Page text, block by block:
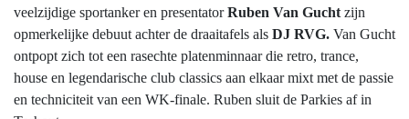
veelzijdige sportanker en presentatorRuben Van Guchtzijn
opmerkelijke debuut achter de draaitafels als DJ RVG. Van Gucht
ontpopt zich tot een rasechte platenminnaar die retro, trance,
house en legendarische club classics aan elkaar mixt met de passie
en techniciteit van een WK-finale. Ruben sluit de Parkies af in